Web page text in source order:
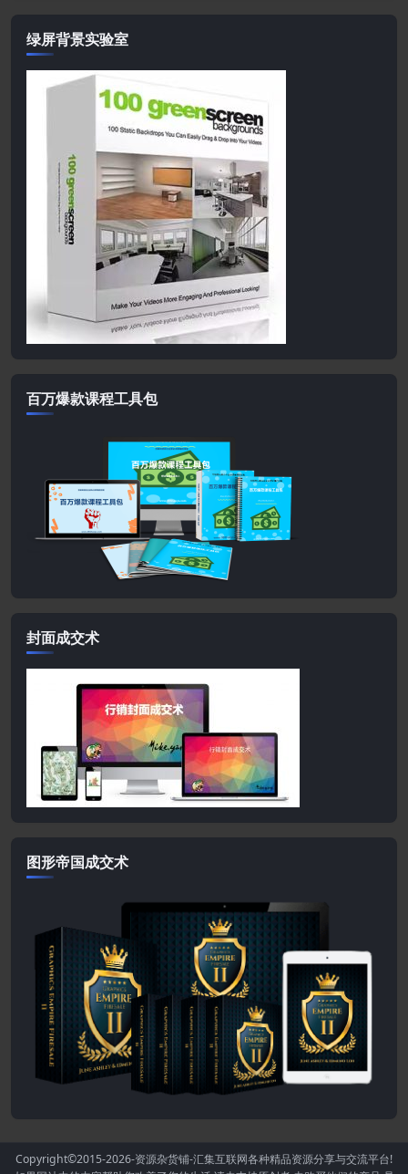
绿屏背景实验室
百万爆款课程工具包
封面成交术
图形帝国成交术
Copyright©2015-2026-资源杂货铺-汇集互联网各种精品资源分享与交流平台!